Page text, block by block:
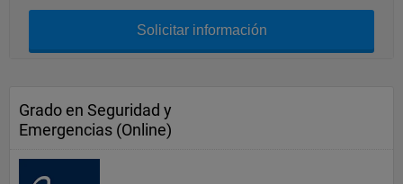
Solicitar información
Grado en Seguridad y
Emergencias (Online)